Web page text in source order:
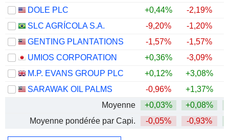
DOLE PLC
+0,44% -2,19%
SLC AGRÍCOLA S.A.
-9,20% -1,20%
GENTING PLANTATIONS
-1,57% -1,57%
UMIOS CORPORATION
+0,36% -3,09%
M.P. EVANS GROUP PLC
+0,12% +3,08%
SARAWAK OIL PALMS
-0,96% +1,37%
Moyenne
+0,03% +0,08%
Moyenne pondérée par Capi.
-0,05% -0,93%